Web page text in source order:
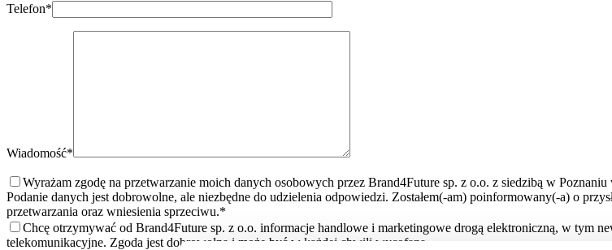
Telefon*
Wiadomość*
Wyrażam zgodę na przetwarzanie moich danych osobowych przez Brand4Future sp. z o.o. z siedzibą w
Podanie danych jest dobrowolne, ale niezbędne do udzielenia odpowiedzi. Zostałem(-am) poinformowany(-a) o
przetwarzania oraz wniesienia sprzeciwu.*
Chcę otrzymywać od Brand4Future sp. z o.o. informacje handlowe i marketingowe drogą elektroniczną, w tym
telekomunikacyjne. Zgoda jest dobrowolna i może być w każdej chwili wycofana.